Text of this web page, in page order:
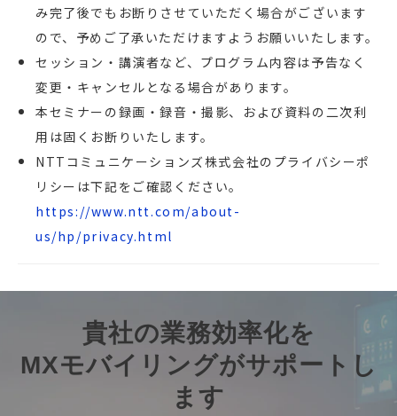
み完了後でもお断りさせていただく場合がございます
ので、予めご了承いただけますようお願いいたします。
セッション・講演者など、プログラム内容は予告なく
変更・キャンセルとなる場合があります。
本セミナーの録画・録音・撮影、および資料の二次利
用は固くお断りいたします。
NTTコミュニケーションズ株式会社のプライバシーポ
リシーは下記をご確認ください。
https://www.ntt.com/about-
us/hp/privacy.html
貴社の業務効率化を
MXモバイリングがサポートし
ます